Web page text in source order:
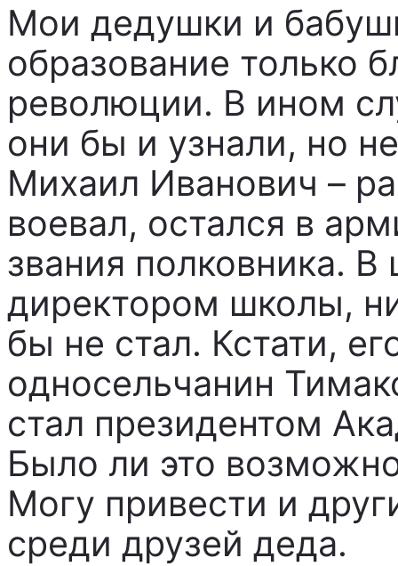
Мои дедушки и
образование только
революции. В ином
они бы и узнали, но
Михаил Иванович –
воевал, остался в
звания полковника.
директором школы,
бы не стал. Кстати,
односельчанин
стал президентом
Было ли это
Могу привести и
среди друзей деда.